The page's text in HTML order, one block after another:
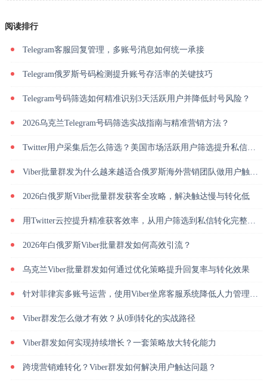
阅读排行
Telegram客服回复管理，多账号消息如何统一承接
Telegram俄罗斯号码检测提升账号存活率的关键技巧
Telegram号码筛选如何精准识别3天活跃用户并降低封号风险？
2026乌克兰Telegram号码筛选实战指南与精准营销方法？
Twitter用户采集后怎么筛选？美国市场活跃用户筛选提升私信回复率
Viber批量群发为什么越来越适合俄罗斯海外营销团队做用户触达？
2026白俄罗斯Viber批量群发获客全攻略，解决触达慢与转化低
用Twitter云控提升精准获客效率，从用户筛选到私信转化完整解析
2026年白俄罗斯Viber批量群发如何高效引流？
乌克兰Viber批量群发如何通过优化策略提升回复率与转化效果
针对菲律宾多账号运营，使用Viber坐席客服系统降低人力管理成本
Viber群发怎么做才有效？从0到转化的实战路径
Viber群发如何实现持续增长？一套策略放大转化能力
跨境营销难转化？Viber群发如何解决用户触达问题？